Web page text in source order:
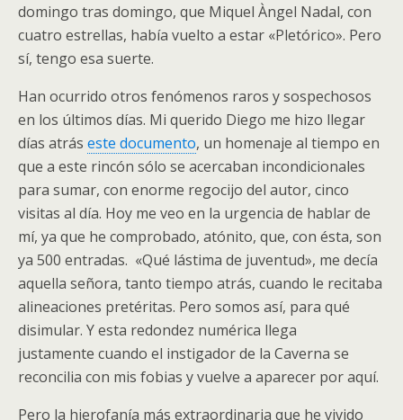
domingo tras domingo, que Miquel Àngel Nadal, con
cuatro estrellas, había vuelto a estar «Pletórico». Pero
sí, tengo esa suerte.
Han ocurrido otros fenómenos raros y sospechosos
en los últimos días. Mi querido Diego me hizo llegar
días atrás este documento, un homenaje al tiempo en
que a este rincón sólo se acercaban incondicionales
para sumar, con enorme regocijo del autor, cinco
visitas al día. Hoy me veo en la urgencia de hablar de
mí, ya que he comprobado, atónito, que, con ésta, son
ya 500 entradas. «Qué lástima de juventud», me decía
aquella señora, tanto tiempo atrás, cuando le recitaba
alineaciones pretéritas. Pero somos así, para qué
disimular. Y esta redondez numérica llega
justamente cuando el instigador de la Caverna se
reconcilia con mis fobias y vuelve a aparecer por aquí.
Pero la hierofanía más extraordinaria que he vivido